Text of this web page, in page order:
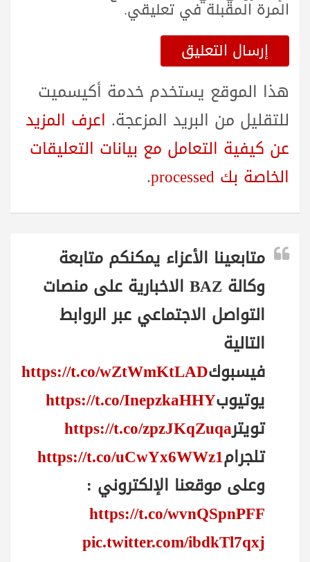
المرة المقبلة في تعليقي.
هذا الموقع يستخدم خدمة أكيسميت
للتقليل من البريد المزعجة. اعرف المزيد
عن كيفية التعامل مع بيانات التعليقات
الخاصة بك processed
.
متابعينا الأعزاء يمكنكم متابعة
وكالة BAZ الاخبارية على منصات
التواصل الاجتماعي عبر الروابط
التالية
فيسبوكhttps://t.co/wZtWmKtLAD
يوتيوبhttps://t.co/InepzkaHHY
تويترhttps://t.co/zpzJKqZuqa
تلجرامhttps://t.co/uCwYx6WWz1
وعلى موقعنا الإلكتروني :
https://t.co/wvnQSpnPFF
pic.twitter.com/ibdkTl7qxj